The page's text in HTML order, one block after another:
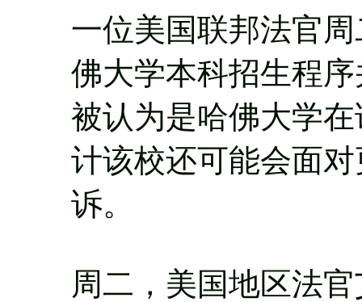
一位美国联邦法官
佛大学本科招生程
被认为是哈佛大学
计该校还可能会面
诉。
周二，美国地区法